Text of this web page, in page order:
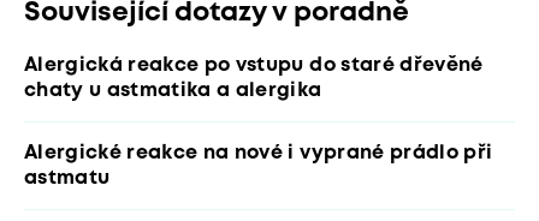
Související dotazy v poradně
Alergická reakce po vstupu do staré dřevěné
chaty u astmatika a alergika
Alergické reakce na nové i vyprané prádlo při
astmatu